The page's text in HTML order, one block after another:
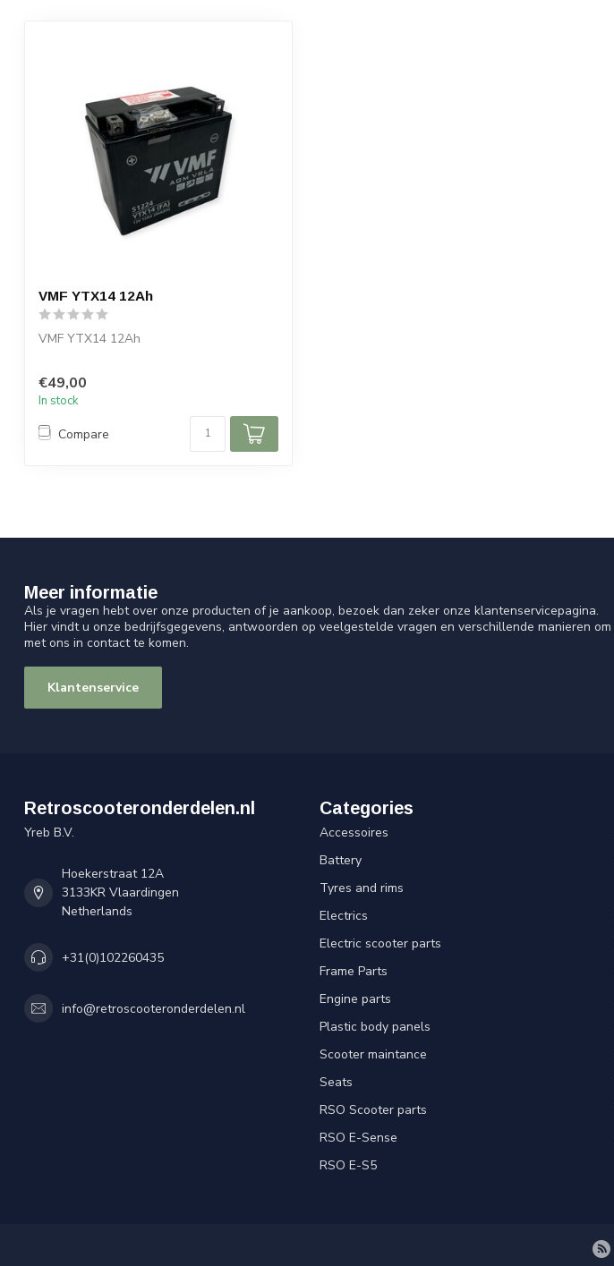
VMF YTX14 12Ah
VMF YTX14 12Ah
€49,00
In stock
Compare
Meer informatie
Als je vragen hebt over onze producten of je aankoop, bezoek dan zeker onze klantenservicepagina.
Hier vindt u onze bedrijfsgegevens, antwoorden op veelgestelde vragen en verschillende manieren om
met ons in contact te komen.
Klantenservice
Retroscooteronderdelen.nl
Yreb B.V.
Hoekerstraat 12A
3133KR Vlaardingen
Netherlands
+31(0)102260435
info@retroscooteronderdelen.nl
Categories
Accessoires
Battery
Tyres and rims
Electrics
Electric scooter parts
Frame Parts
Engine parts
Plastic body panels
Scooter maintance
Seats
RSO Scooter parts
RSO E-Sense
RSO E-S5